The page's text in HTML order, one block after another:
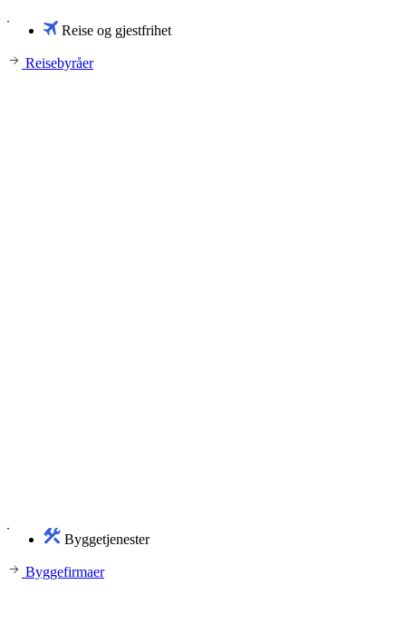
Reise og gjestfrihet
Reisebyråer
Byggetjenester
Byggefirmaer